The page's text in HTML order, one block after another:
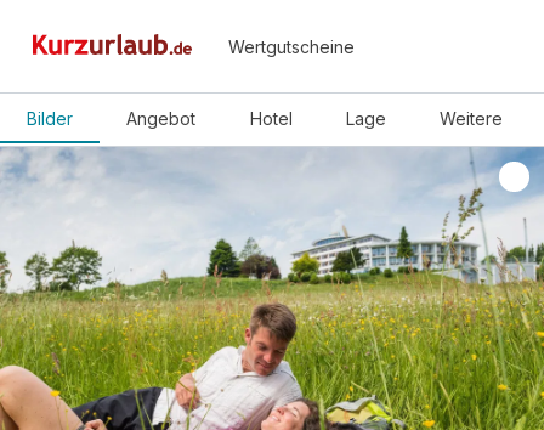
Wertgutscheine
Bilder Angebot Hotel Lage Weitere